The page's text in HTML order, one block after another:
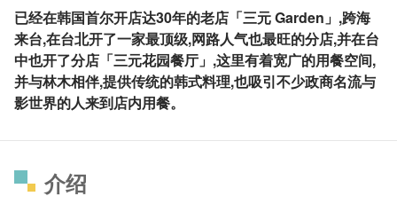
已经在韩国首尔开店达30年的老店「三元 Garden」,跨海
来台,在台北开了一家最顶级,网路人气也最旺的分店,并在台
中也开了分店「三元花园餐厅」,这里有着宽广的用餐空间,
并与林木相伴,提供传统的韩式料理,也吸引不少政商名流与
影世界的人来到店内用餐。
介绍